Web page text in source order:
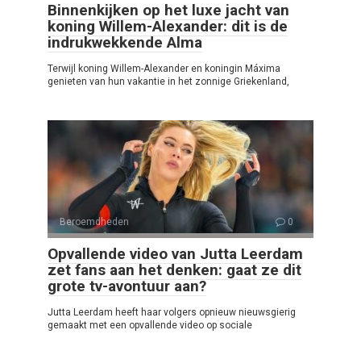
Binnenkijken op het luxe jacht van
koning Willem-Alexander: dit is de
indrukwekkende Alma
Terwijl koning Willem-Alexander en koningin Máxima
genieten van hun vakantie in het zonnige Griekenland,
Beroemdheden 0
Opvallende video van Jutta Leerdam
zet fans aan het denken: gaat ze dit
grote tv-avontuur aan?
Jutta Leerdam heeft haar volgers opnieuw nieuwsgierig
gemaakt met een opvallende video op sociale